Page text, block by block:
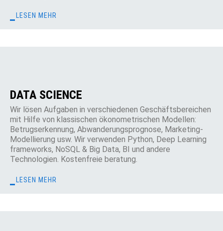
LESEN MEHR
DATA SCIENCE
Wir lösen Aufgaben in verschiedenen Geschäftsbereichen
mit Hilfe von klassischen ökonometrischen Modellen:
Betrugserkennung, Abwanderungsprognose, Marketing-
Modellierung usw. Wir verwenden Python, Deep Learning
frameworks, NoSQL & Big Data, BI und andere
Technologien. Kostenfreie beratung.
LESEN MEHR